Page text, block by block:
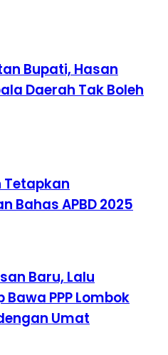
Bupati, Hasan
Daerah Tak Boleh
Tetapkan
Bahas APBD 2025
Baru, Lalu
PPP Lombok
Umat